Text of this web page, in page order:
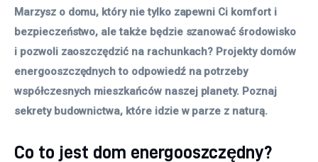
Marzysz o domu, który nie tylko zapewni Ci komfort i
bezpieczeństwo, ale także będzie szanować środowisko
i pozwoli zaoszczędzić na rachunkach? Projekty domów
energooszczędnych to odpowiedź na potrzeby
współczesnych mieszkańców naszej planety. Poznaj
sekrety budownictwa, które idzie w parze z naturą.
Co to jest dom energooszczędny?